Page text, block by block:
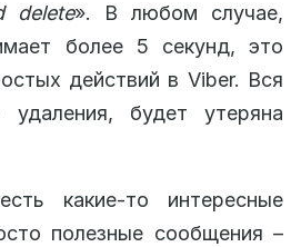
delete». В любом случае,
более 5 секунд, это
действий в Viber. Вся
удаления, будет утеряна
какие-то интересные
полезные сообщения –